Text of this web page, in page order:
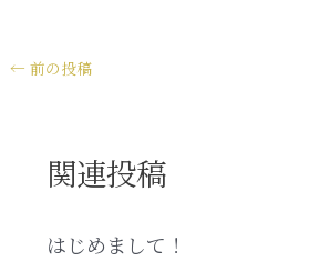
← 前の投稿
関連投稿
はじめまして！